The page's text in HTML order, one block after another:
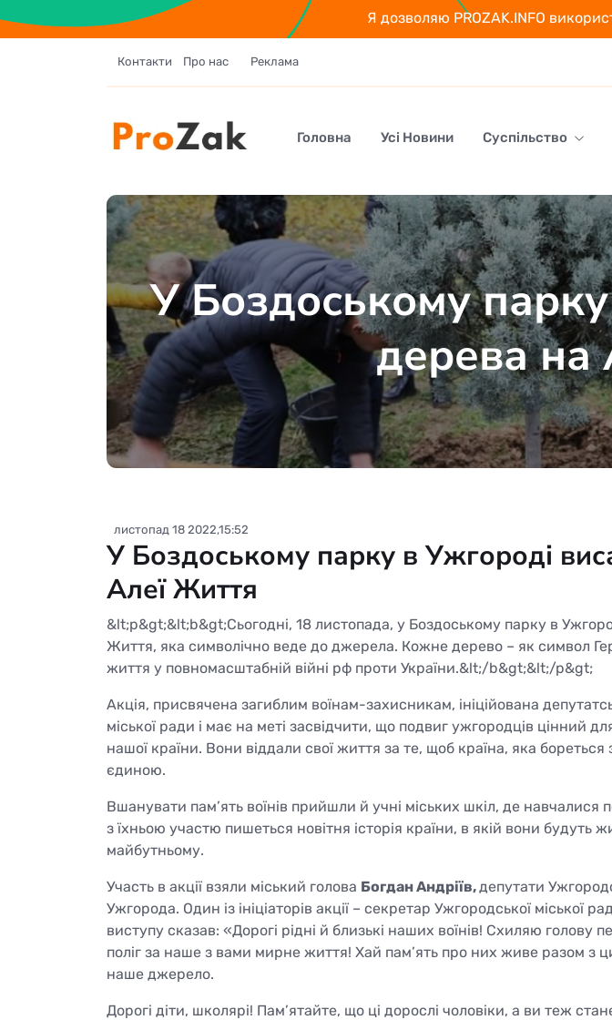
Я дозволяю PROZAK.INFO
Контакти Про нас Реклама
Головна Усі Новини Суспільство
У Боздоському
дерева на
листопад 18 2022,15:52
У Боздоському парку в Ужгороді
Алеї Життя
&lt;p&gt;&lt;b&gt;Сьогодні, 18 листопада, у Боздоському парку в
Життя, яка символічно веде до джерела. Кожне дерево – як символ
життя у повномасштабній війні рф проти України.&lt;/b&gt;&lt;/p&gt;
Акція, присвячена загиблим воїнам-захисникам, ініційована
міської ради і має на меті засвідчити, що подвиг ужгородців цінний
нашої країни. Вони віддали свої життя за те, щоб країна, яка бореться
єдиною.
Вшанувати пам’ять воїнів прийшли й учні міських шкіл, де навчалися
з їхньою участю пишеться новітня історія країни, в якій вони будуть
майбутньому.
Участь в акції взяли міський голова Богдан Андріїв,депутати
Ужгорода. Один із ініціаторів акції – секретар Ужгородської міської
виступу сказав: «Дорогі рідні й близькі наших воїнів! Схиляю голову
поліг за наше з вами мирне життя! Хай пам’ять про них живе разом з
наше джерело.
Дорогі діти, школярі! Пам’ятайте, що ці дорослі чоловіки, а ви теж